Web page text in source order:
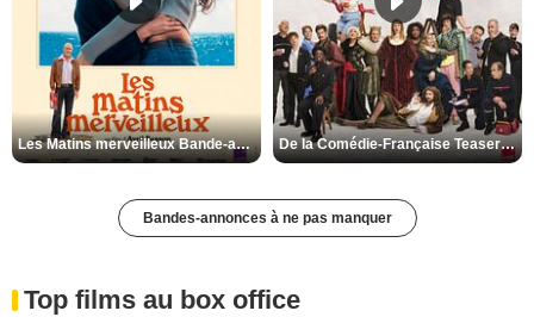
Les Matins merveilleux Bande-annonce VF De la Comédie-Française Teaser VF
Bandes-annonces à ne pas manquer
Top films au box office